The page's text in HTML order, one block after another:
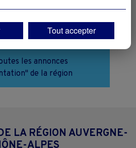
collectivite
les annonces
de la région
LA RÉGION AUVERGNE-
lescookies/traceurs techniquesseront
choix en cliquant sur "Tout accepter",
ou "Paramétrer", et les modifier à tout
"Paramétrez vos choix" situé en bas de
Tout accepter